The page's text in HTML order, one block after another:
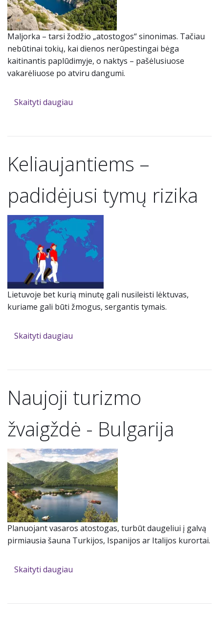
Maljorka – tarsi žodžio „atostogos“ sinonimas. Tačiau
nebūtinai tokių, kai dienos nerūpestingai bėga
kaitinantis paplūdimyje, o naktys – pašėlusiuose
vakarėliuose po atviru dangumi.
Skaityti daugiau
Keliaujantiems –
padidėjusi tymų rizika
Lietuvoje bet kurią minutę gali nusileisti lėktuvas,
kuriame gali būti žmogus, sergantis tymais.
Skaityti daugiau
Naujoji turizmo
žvaigždė - Bulgarija
Planuojant vasaros atostogas, turbūt daugeliui į galvą
pirmiausia šauna Turkijos, Ispanijos ar Italijos kurortai.
Skaityti daugiau